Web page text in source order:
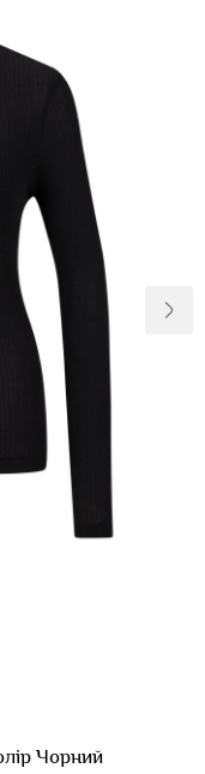
Повернення
та обмін
Питання та
Palmira Club
Чорний